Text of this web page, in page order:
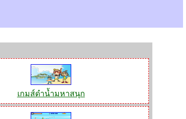
เกมส์ดำน้ำมหาสนุก